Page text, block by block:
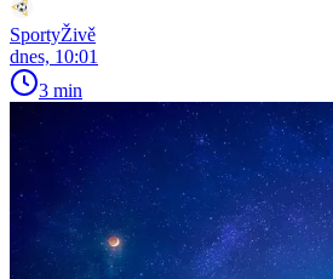
SportyŽivě
dnes, 10:01
3 min